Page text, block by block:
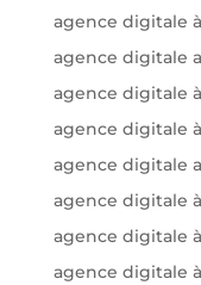
agence digitale
agence digitale
agence digitale
agence digitale
agence digitale
agence digitale
agence digitale
agence digitale